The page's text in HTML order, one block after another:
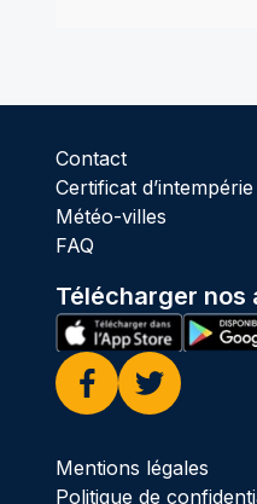
Contact
Certificat d’intempérie
Météo-villes
FAQ
Télécharger nos
Facebook
Twitter
Mentions légales
Politique de